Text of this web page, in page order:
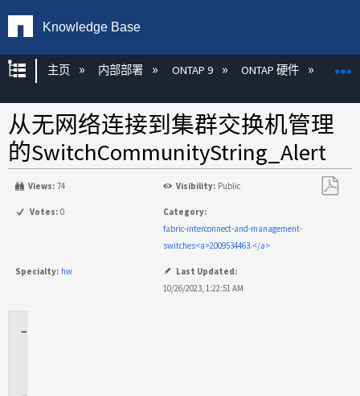
Knowledge Base
扩展/隐缩全局层次
主页 内部部署 ONTAP 9 ONTAP 硬件
从无网络连接到集群交换机管理
的SwitchCommunityString_Alert
Views: 74 Visibility: Public
Votes: 0
Category:
fabric-interconnect-and-management-
switches<a>2009534463.</a>
Specialty: hw
Last Updated:
10/26/2023, 1:22:51 AM